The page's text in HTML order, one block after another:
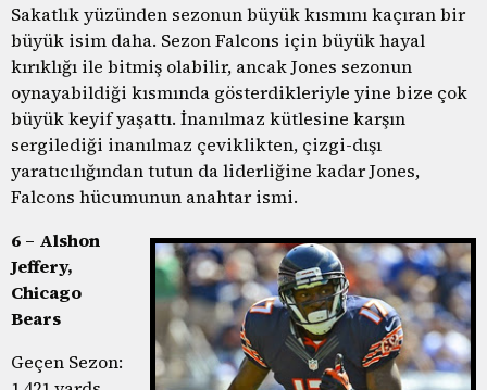
Sakatlık yüzünden sezonun büyük kısmını kaçıran bir
büyük isim daha. Sezon Falcons için büyük hayal
kırıklığı ile bitmiş olabilir, ancak Jones sezonun
oynayabildiği kısmında gösterdikleriyle yine bize çok
büyük keyif yaşattı. İnanılmaz kütlesine karşın
sergilediği inanılmaz çeviklikten, çizgi-dışı
yaratıcılığından tutun da liderliğine kadar Jones,
Falcons hücumunun anahtar ismi.
6 – Alshon
Jeffery,
Chicago
Bears
Geçen Sezon: